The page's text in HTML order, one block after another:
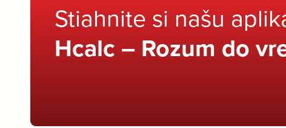
Stiahnite si našu
Hcalc – Rozum do